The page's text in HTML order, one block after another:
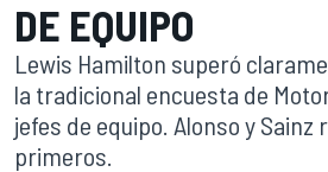
DE EQUIPO
Lewis Hamilton superó
la tradicional encuesta de
jefes de equipo. Alonso y Sainz
primeros.